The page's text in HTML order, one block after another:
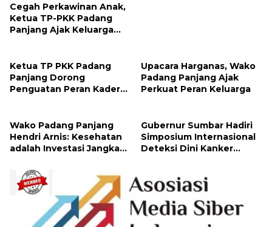
Cegah Perkawinan Anak,
Ketua TP-PKK Padang
Panjang Ajak Keluarga
Ketua TP PKK Padang
Panjang Dorong
Penguatan Peran Kader
Upacara Harganas, Wako
Padang Panjang Ajak
Perkuat Peran Keluarga
Wako Padang Panjang
Hendri Arnis: Kesehatan
adalah Investasi Jangka
Gubernur Sumbar Hadiri
Simposium Internasional
Deteksi Dini Kanker